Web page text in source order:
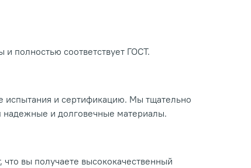
полностью соответствует ГОСТ.
испытания и сертификацию. Мы тщательно
надежные и долговечные материалы.
вы получаете высококачественный